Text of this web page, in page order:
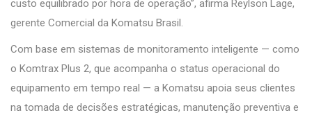
custo equilibrado por hora de operação”, afirma Reylson Lage,
gerente Comercial da Komatsu Brasil.
Com base em sistemas de monitoramento inteligente — como
o Komtrax Plus 2, que acompanha o status operacional do
equipamento em tempo real — a Komatsu apoia seus clientes
na tomada de decisões estratégicas, manutenção preventiva e